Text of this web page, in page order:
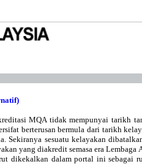
MQA tidak mempunyai tarikh
berterusan bermula dari tarikh
Sekiranya sesuatu kelayakan
yang diakredit semasa era
dikekalkan dalam portal ini sebagai